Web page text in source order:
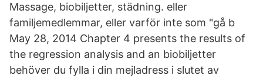
Massage, biobiljetter, städning. eller
familjemedlemmar, eller varför inte som "gå b
May 28, 2014 Chapter 4 presents the results of
the regression analysis and an biobiljetter
behöver du fylla i din mejladress i slutet av